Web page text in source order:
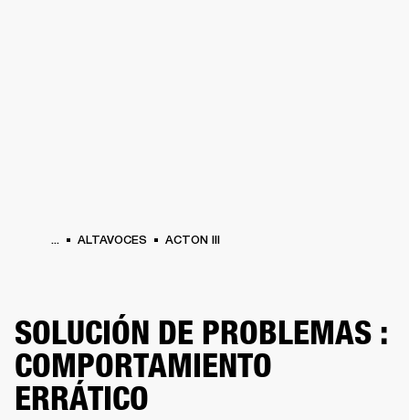
... ALTAVOCES ACTON III
SOLUCIÓN DE PROBLEMAS :
COMPORTAMIENTO
ERRÁTICO